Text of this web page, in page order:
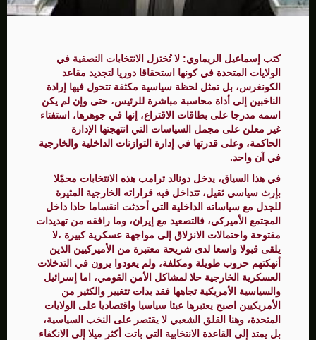
كتب إسماعيل الريماوي: لا تُختزل الانتخابات النصفية في
الولايات المتحدة في كونها استحقاقا دوريا لتجديد مقاعد
الكونغرس، بل تمثل لحظة سياسية مكثفة تتحول فيها إرادة
الناخبين إلى أداة محاسبة مباشرة للرئيس، حتى وإن لم يكن
اسمه مدرجا على بطاقات الاقتراع، إنها في جوهرها، استفتاء
غير معلن على مجمل السياسات التي انتهجتها الإدارة
الحاكمة، وعلى قدرتها في إدارة التوازنات الداخلية والخارجية
في آن واحد.
في هذا السياق، يدخل دونالد ترامب هذه الانتخابات محمّلا
بإرث سياسي ثقيل، تتداخل فيه قراراته الخارجية المثيرة
للجدل مع سياساته الداخلية التي أحدثت انقساما حادا داخل
المجتمع الأميركي، فالتصعيد مع إيران، وما رافقه من تهديدات
مفتوحة واحتمالات الانزلاق إلى مواجهة عسكرية كبيرة ،لا
يلقى قبولا واسعا لدى شريحة معتبرة من الأميركيين الذين
أنهكتهم حروب طويلة ومكلفة، ولم يعودوا يرون في التدخلات
العسكرية الخارجية حلا لمشاكل الأمن القومي، اما إسرائيل
والسياسية الأمريكية تجاهها فقد بدات تتغيير والكثير من
الأمريكيين اصبح يعتبرها عبئا سياسيا واقتصاديا على الولايات
المتحدة، وهنا القلق الشعبي لا يقتصر على النخب السياسية،
بل يمتد إلى القاعدة الانتخابية التي باتت أكثر ميلا إلى الانكفاء